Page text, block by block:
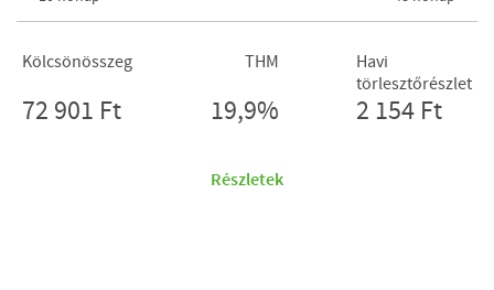
Kölcsönösszeg
72 901 Ft
THM
19,9%
Havi
törlesztőrészlet
2 154 Ft
Részletek